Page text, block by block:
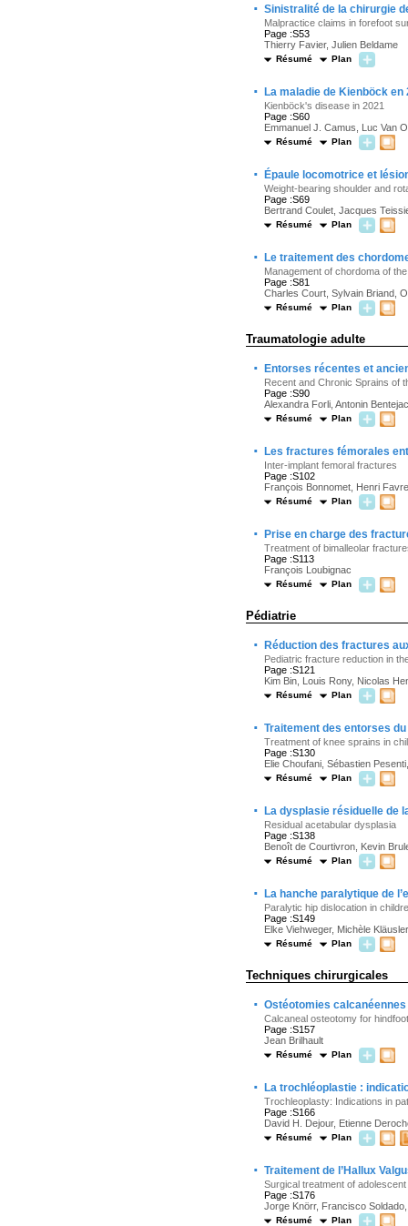
· Sinistralité de la chirurgie
Malpractice claims in forefoot
Page :S53
Thierry Favier, Julien Beldame
Résumé Plan
· La maladie de Kienböck en
Kienböck's disease in 2021
Page :S60
Emmanuel J. Camus, Luc Van
Résumé Plan
· Épaule locomotrice et
Weight-bearing shoulder and
Page :S69
Bertrand Coulet, Jacques
Résumé Plan
· Le traitement des
Management of chordoma of
Page :S81
Charles Court, Sylvain Briand,
Résumé Plan
Traumatologie adulte
· Entorses récentes et
Recent and Chronic Sprains of
Page :S90
Alexandra Forli, Antonin
Résumé Plan
· Les fractures fémorales
Inter-implant femoral fractures
Page :S102
François Bonnomet, Henri
Résumé Plan
· Prise en charge des
Treatment of bimalleolar
Page :S113
François Loubignac
Résumé Plan
Pédiatrie
· Réduction des fractures
Pediatric fracture reduction in
Page :S121
Kim Bin, Louis Rony, Nicolas
Résumé Plan
· Traitement des entorses du
Treatment of knee sprains in
Page :S130
Elie Choufani, Sébastien
Résumé Plan
· La dysplasie résiduelle de
Residual acetabular dysplasia
Page :S138
Benoît de Courtivron, Kevin
Résumé Plan
· La hanche paralytique de
Paralytic hip dislocation in
Page :S149
Elke Viehweger, Michèle
Résumé Plan
Techniques chirurgicales
· Ostéotomies
Calcaneal osteotomy for
Page :S157
Jean Brilhault
Résumé Plan
· La trochléoplastie :
Trochleoplasty: Indications in
Page :S166
David H. Dejour, Etienne
Résumé Plan
· Traitement de l’Hallux
Surgical treatment of
Page :S176
Jorge Knörr, Francisco
Résumé Plan